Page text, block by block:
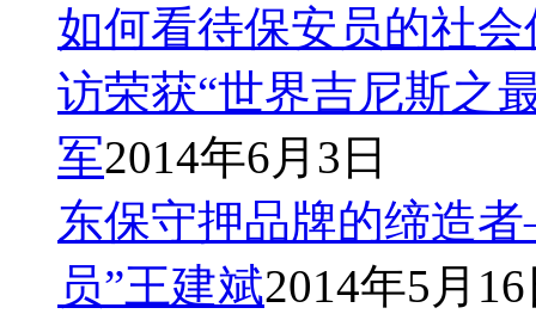
出发，从发展的眼光来看问题，多从主观方面查找原因，对
束自己，去努力适应新环境的要求。有位保安员初到一家公
思索地打开，事后领导也没有责怪他。一个月后，领导的—
己在领导眼中的美好形象和信任度大大降低，感到工作难以
三、发挥主观能动性，创造性地适应新环境。
对待现实环境，保安员不能消极，而应当以一种积极的态度
行嫁接、变通，力求在保安工作中派上用场。每个人都有自
循守旧，善予学习，就可以在保安工作这一岗位上找到自己
总之，是我们去适应环境，而不是环境来适应我们。只有在
如何看待保安员的社
访荣获“世界吉尼斯之
军2014年6月3日
东保守押品牌的缔造
员”王建斌2014年5月